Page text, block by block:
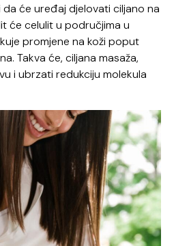
da će uređaj djelovati ciljano na
će celulit u područjima u
promjene na koži poput
Takva će, ciljana masaža,
i ubrzati redukciju molekula